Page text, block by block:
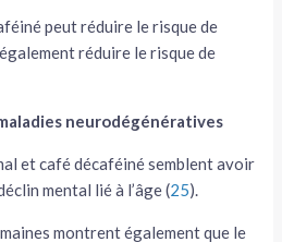
peut réduire le risque de
réduire le risque de
neurodégénératives
et café décaféiné semblent avoir
mental lié à l’âge (25).
montrent également que le